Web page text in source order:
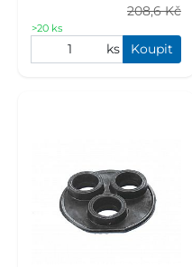
208,6 Kč
>20 ks
ks Koupit